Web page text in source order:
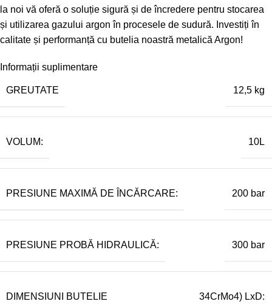
la noi vă oferă o soluție sigură și de încredere pentru stocarea
și utilizarea gazului argon în procesele de sudură. Investiți în
calitate și performanță cu butelia noastră metalică Argon!
Informații suplimentare
GREUTATE 12,5 kg
VOLUM: 10L
PRESIUNE MAXIMĂ DE ÎNCĂRCARE: 200 bar
PRESIUNE PROBĂ HIDRAULICĂ: 300 bar
DIMENSIUNI BUTELIE 34CrMo4) LxD: